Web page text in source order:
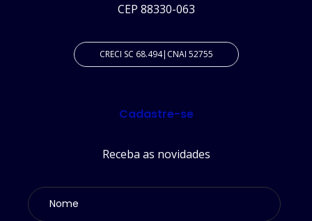
CEP 88330-063
CRECI SC 68.494|CNAI 52755
Cadastre-se
Receba as novidades